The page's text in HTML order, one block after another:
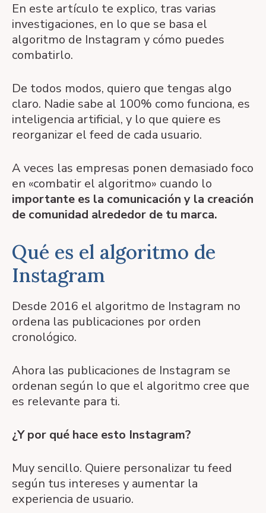
En este artículo te explico, tras varias
investigaciones, en lo que se basa el
algoritmo de Instagram y cómo puedes
combatirlo.
De todos modos, quiero que tengas algo
claro. Nadie sabe al 100% como funciona, es
inteligencia artificial, y lo que quiere es
reorganizar el feed de cada usuario.
A veces las empresas ponen demasiado foco
en «combatir el algoritmo» cuando lo
importante es la comunicación y la creación
de comunidad alrededor de tu marca.
Qué es el algoritmo de
Instagram
Desde 2016 el algoritmo de Instagram no
ordena las publicaciones por orden
cronológico.
Ahora las publicaciones de Instagram se
ordenan según lo que el algoritmo cree que
es relevante para ti.
¿Y por qué hace esto Instagram?
Muy sencillo. Quiere personalizar tu feed
según tus intereses y aumentar la
experiencia de usuario.